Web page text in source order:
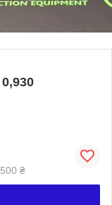
₴